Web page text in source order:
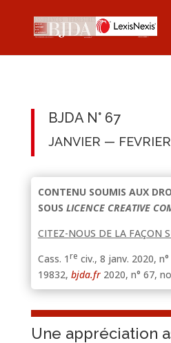
BJDA N° 67
JANVIER —
CONTENU SOUMIS AUX
SOUS LICENCE CREATIVE
CITEZ-NOUS DE LA FAÇON
Cass. 1 re civ., 8 janv. 2020,
19832, bjda.fr2020, n° 67,
Une appréciation